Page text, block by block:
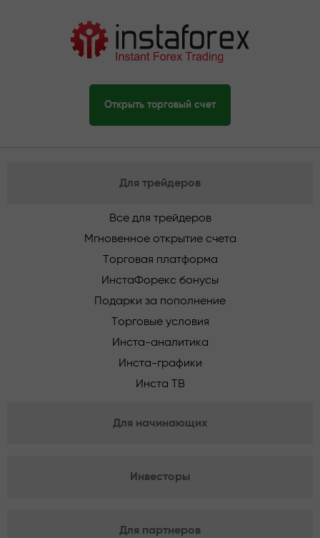
Открыть торговый счет
Для трейдеров
Все для трейдеров
Мгновенное открытие счета
Торговая платформа
ИнстаФорекс бонусы
Подарки за пополнение
Торговые условия
Инста-аналитика
Инста-графики
Инста ТВ
Для начинающих
Инвесторы
Для партнеров